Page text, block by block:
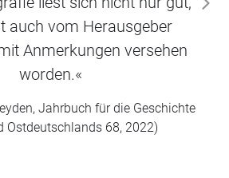
auch vom Herausgeber
Anmerkungen versehen
worden.«
Jahrbuch für die Geschichte
Ostdeutschlands 68, 2022)